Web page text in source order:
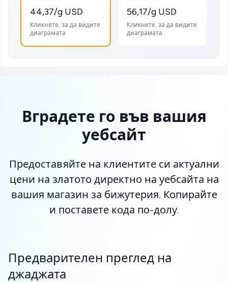
44,37/g USD
Кликнете, за да видите
диаграмата
56,17/g USD
Кликнете, за да видите
диаграмата
Вградете го във вашия
уебсайт
Предоставяйте на клиентите си актуални
цени на златото директно на уебсайта на
вашия магазин за бижутерия. Копирайте
и поставете кода по-долу.
Предварителен преглед на
джаджата